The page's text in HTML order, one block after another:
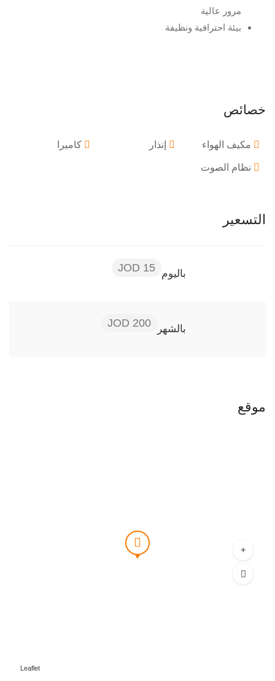
مرور عالية
بيئة احترافية ونظيفة
خصائص
مكيف الهواء إنذار كاميرا
نظام الصوت
التسعير
باليوم 15 JOD
بالشهر 200 JOD
موقع
Leaflet